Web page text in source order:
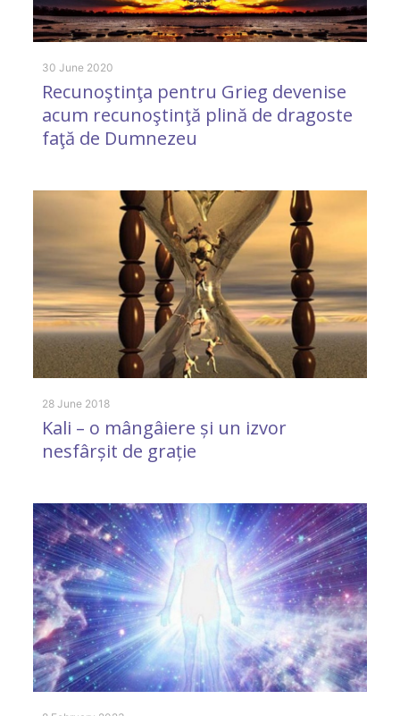
30 June 2020
Recunoştinţa pentru Grieg devenise
acum recunoştinţă plină de dragoste
faţă de Dumnezeu
28 June 2018
Kali – o mângâiere și un izvor
nesfârșit de grație